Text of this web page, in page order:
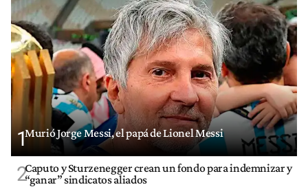
1Murió Jorge Messi, el papá de Lionel Messi
2Caputo y Sturzenegger crean un fondo para indemnizar y
“ganar” sindicatos aliados